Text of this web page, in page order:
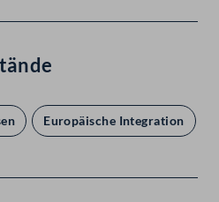
Europäische Integration